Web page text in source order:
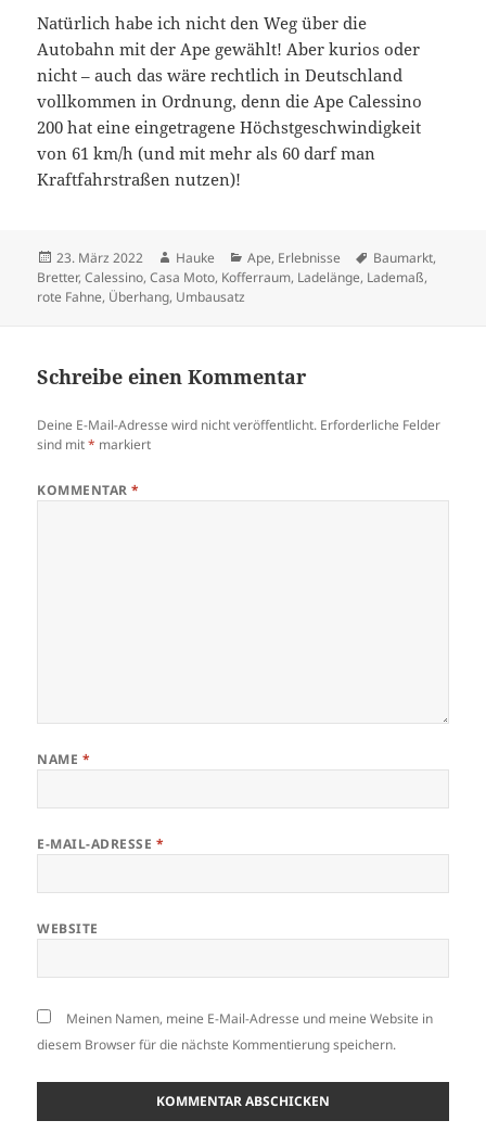
Natürlich habe ich nicht den Weg über die
Autobahn mit der Ape gewählt! Aber kurios oder
nicht – auch das wäre rechtlich in Deutschland
vollkommen in Ordnung, denn die Ape Calessino
200 hat eine eingetragene Höchstgeschwindigkeit
von 61 km/h (und mit mehr als 60 darf man
Kraftfahrstraßen nutzen)!
Veröffentlicht
am
23. März 2022 Autor
Hauke Kategorien
Ape, Erlebnisse Schlagwörter
Baumarkt,
Bretter,Calessino,Casa Moto, Kofferraum, Ladelänge, Lademaß,
rote Fahne, Überhang, Umbausatz
Schreibe einen Kommentar
Deine E-Mail-Adresse wird nicht veröffentlicht. Erforderliche Felder
sind mit* markiert
KOMMENTAR*
NAME *
E-MAIL-ADRESSE *
WEBSITE
Meinen Namen, meine E-Mail-Adresse und meine Website in
diesem Browser für die nächste Kommentierung speichern.